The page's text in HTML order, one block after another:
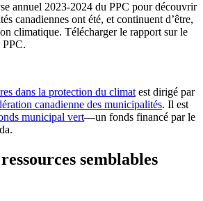
annuel 2023-2024 du PPC pour découvrir
canadiennes ont été, et continuent d’être,
climatique. Télécharger le rapport sur le
dans la protection du climat est dirigé par
canadienne des municipalités. Il est
municipal vert—un fonds financé par le
semblables